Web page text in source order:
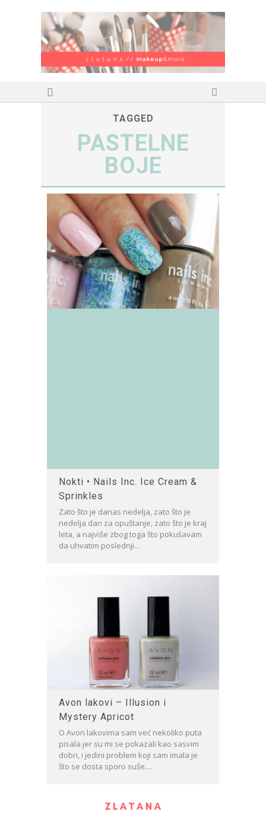
TAGGED
PASTELNE
BOJE
Nokti • Nails Inc. Ice Cream &
Sprinkles
Zato što je danas nedelja, zato što je
nedelja dan za opuštanje, zato što je kraj
leta, a najviše zbog toga što pokušavam
da uhvatim poslednji...
Avon lakovi – Illusion i
Mystery Apricot
O Avon lakovima sam već nekoliko puta
pisala jer su mi se pokazali kao sasvim
dobri, i jedini problem koji sam imala je
što se dosta sporo suše....